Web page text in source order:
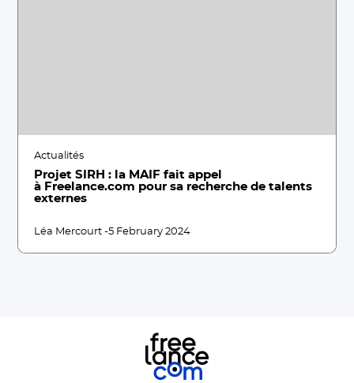
Actualités
Projet SIRH : la MAIF fait appel
à Freelance.com pour sa recherche de talents
externes
Léa Mercourt -5 February 2024